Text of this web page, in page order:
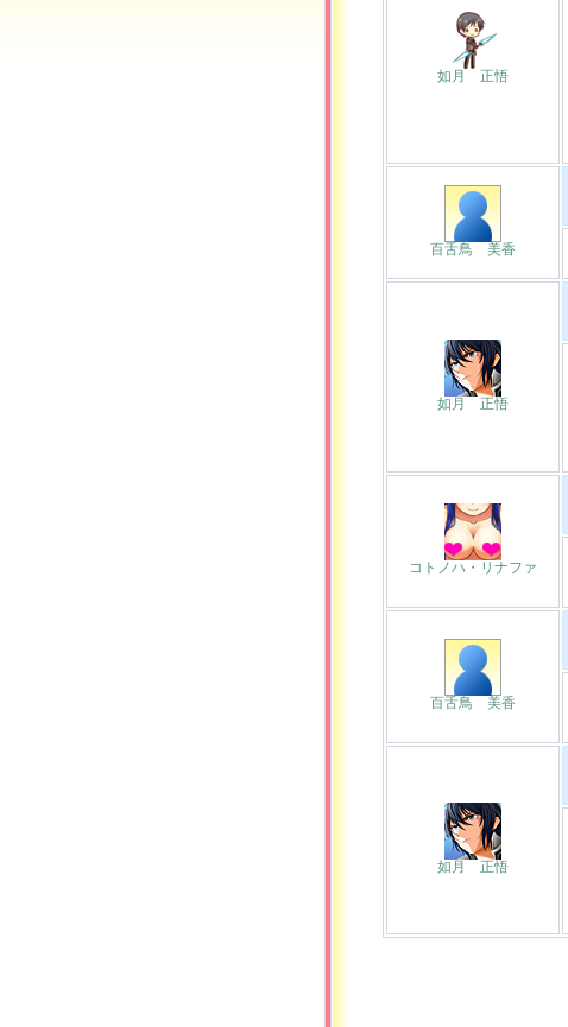
如月 正悟
百舌鳥 美香
如月 正悟
コトノハ・リナファ
百舌鳥 美香
如月 正悟